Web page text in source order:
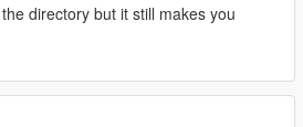
directory but it still makes you